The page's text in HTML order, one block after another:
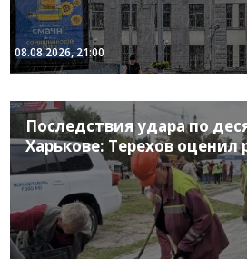
08.08.2026, 21:00
Последствия удара по
Харькове: Терехов оценил